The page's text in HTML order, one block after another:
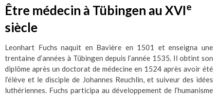
Être médecin à Tübingen au XVIe
siècle
Leonhart Fuchs naquit en Bavière en 1501 et enseigna une
trentaine d’années à Tübingen depuis l’année 1535. Il obtint son
diplôme après un doctorat de médecine en 1524 après avoir été
l’élève et le disciple de Johannes Reuchlin, et suiveur des idées
luthériennes. Fuchs participa au développement de l’humanisme